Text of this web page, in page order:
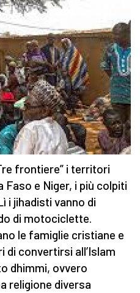
frontiere” i territori
e Niger, i più colpiti
i jihadisti vanno di
di motociclette.
le famiglie cristiane e
di convertirsi all’Islam
dhimmi, ovvero
religione diversa